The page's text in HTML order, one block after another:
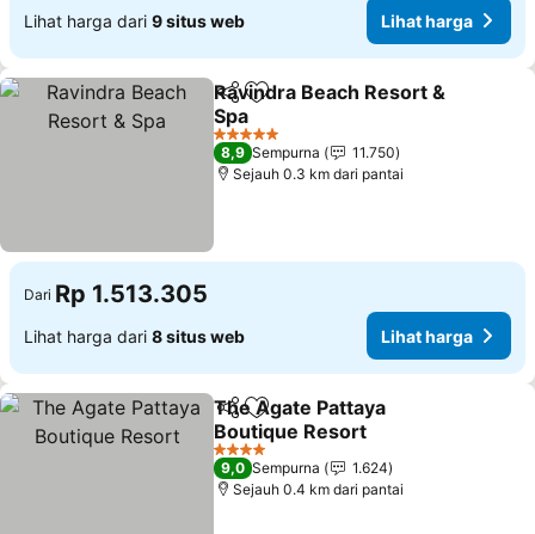
Lihat harga dari 9 situs web Lihat harga
BagikanTambahkan ke favorit
Ravindra Beach Resort &
Spa
Lihat harga
5 Bintang
8,9 Sempurna
11.750
Sejauh 0.3 km dari pantai
Dari Rp 1.513.305
Lihat harga dari 8 situs web Lihat harga
BagikanTambahkan ke favorit
The Agate Pattaya
Boutique Resort
Lihat harga
4 Bintang
9,0 Sempurna
1.624
Sejauh 0.4 km dari pantai